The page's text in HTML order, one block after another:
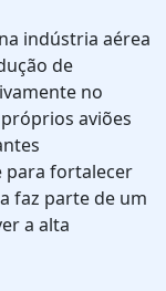
indústria aérea
de
no
aviões
para fortalecer
faz parte de um
a alta